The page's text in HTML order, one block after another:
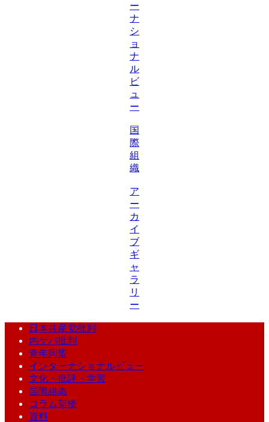
ー
ナ
シ
ョ
ナ
ル
ビ
ュ
ー
国
際
組
織
ア
ー
カ
イ
ブ
ギ
ャ
ラ
リ
ー
日本共産党批判
内ゲバ批判
青年同盟
インターナショナルビュー
文化・批評・学習
国際組織
コラム架橋
資料